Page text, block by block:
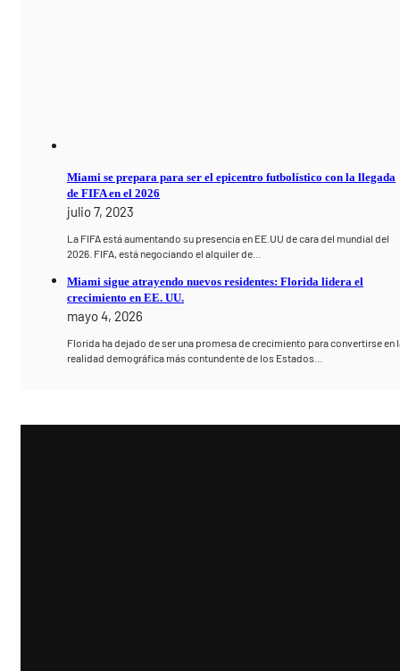
Miami se prepara para ser el epicentro futbolístico con la llegada
de FIFA en el 2026
julio 7, 2023
La FIFA está aumentando su presencia en EE.UU de cara del mundial del
2026. FIFA, está negociando el alquiler de…
Miami sigue atrayendo nuevos residentes: Florida lidera el
crecimiento en EE. UU.
mayo 4, 2026
Florida ha dejado de ser una promesa de crecimiento para convertirse en
realidad demográfica más contundente de los Estados…